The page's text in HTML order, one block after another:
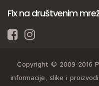
Fix na društvenim
Copyright © 2009-2016
informacije, slike i